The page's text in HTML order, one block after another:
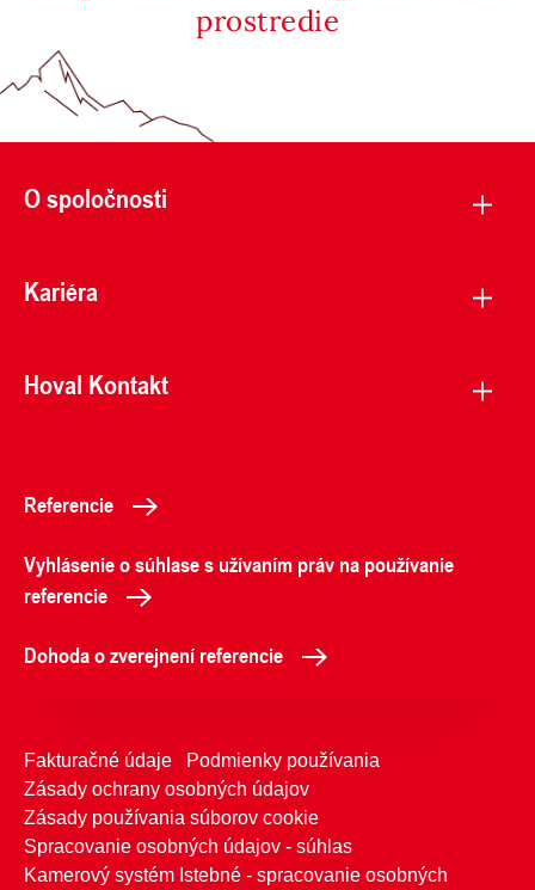
prostredie
O spoločnosti
Kariéra
Hoval Kontakt
Referencie
Vyhlásenie o súhlase s užívaním práv na používanie
referencie
Dohoda o zverejnení referencie
Fakturačné údaje
Podmienky používania
Zásady ochrany osobných údajov
Zásady používania súborov cookie
Spracovanie osobných údajov - súhlas
Kamerový systém Istebné - spracovanie osobných